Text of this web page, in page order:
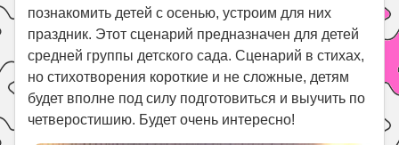
познакомить детей с осенью, устроим для них
праздник. Этот сценарий предназначен для детей
средней группы детского сада. Сценарий в стихах,
но стихотворения короткие и не сложные, детям
будет вполне под силу подготовиться и выучить по
четверостишию. Будет очень интересно!